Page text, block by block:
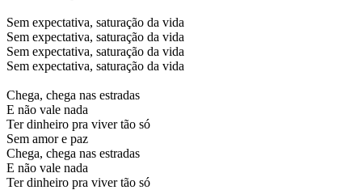
Sem expectativa, saturação da vida
Sem expectativa, saturação da vida
Sem expectativa, saturação da vida
Sem expectativa, saturação da vida
Chega, chega nas estradas
E não vale nada
Ter dinheiro pra viver tão só
Sem amor e paz
Chega, chega nas estradas
E não vale nada
Ter dinheiro pra viver tão só